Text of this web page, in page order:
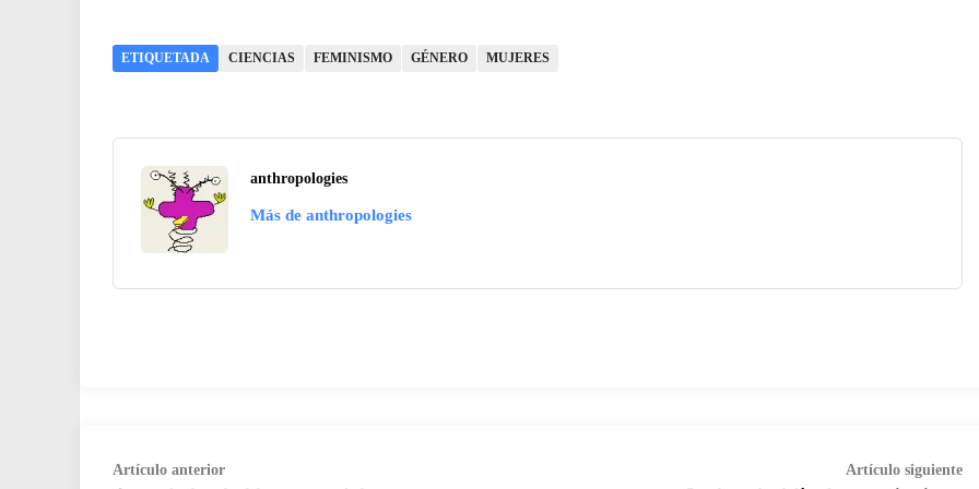
ETIQUETADA CIENCIAS FEMINISMO GÉNERO MUJERES
anthropologies
Más de anthropologies
Navegación
Artículo anteriorArtículo
Artículo siguiente